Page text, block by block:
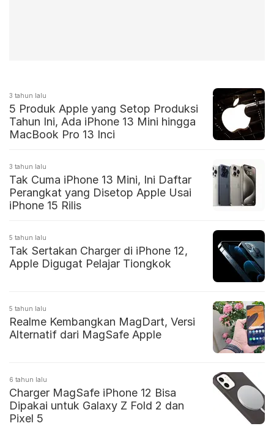
3 tahun lalu
5 Produk Apple yang Setop Produksi
Tahun Ini, Ada iPhone 13 Mini hingga
MacBook Pro 13 Inci
3 tahun lalu
Tak Cuma iPhone 13 Mini, Ini Daftar
Perangkat yang Disetop Apple Usai
iPhone 15 Rilis
5 tahun lalu
Tak Sertakan Charger di iPhone 12,
Apple Digugat Pelajar Tiongkok
5 tahun lalu
Realme Kembangkan MagDart, Versi
Alternatif dari MagSafe Apple
6 tahun lalu
Charger MagSafe iPhone 12 Bisa
Dipakai untuk Galaxy Z Fold 2 dan
Pixel 5